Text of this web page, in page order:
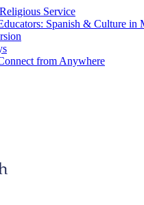
Service
Spanish & Culture in
from Anywhere